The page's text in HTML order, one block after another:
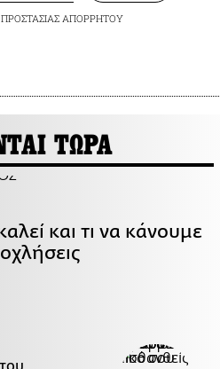
ΠΡΟΣΤΑΣΙΑΣ ΑΠΟΡΡΗΤΟΥ
ΤΩΡΑ
και τι να κάνουμε